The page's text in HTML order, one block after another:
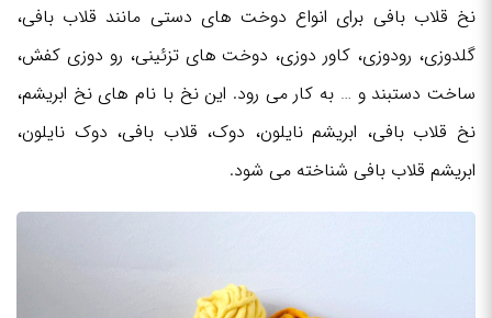
نخ قلاب بافی برای انواع دوخت های دستی مانند قلاب بافی،
گلدوزی، رودوزی، کاور دوزی، دوخت های تزئینی، رو دوزی کفش،
ساخت دستبند و … به کار می رود. این نخ با نام های نخ ابریشم،
نخ قلاب بافی، ابریشم نایلون، دوک، قلاب بافی، دوک نایلون،
ابریشم قلاب بافی شناخته می شود.